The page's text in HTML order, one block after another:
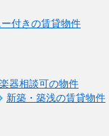
付きの賃貸物件
楽器相談可の物件
新築・築浅の賃貸物件